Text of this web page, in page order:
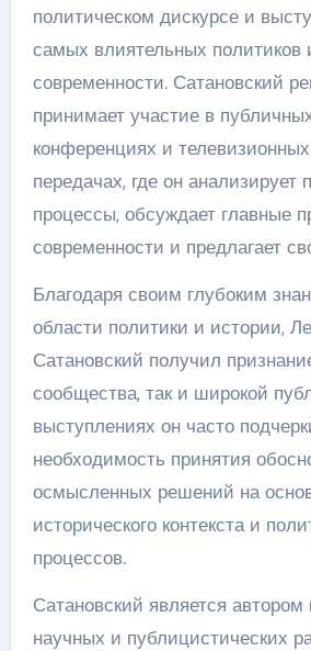
политическом дискурсе и
самых влиятельных политиков
современности. Сатановский
принимает участие в
конференциях и
передачах, где он анализирует
процессы, обсуждает главные
современности и предлагает
Благодаря своим глубоким
области политики и истории,
Сатановский получил
сообщества, так и широкой
выступлениях он часто
необходимость принятия
осмысленных решений на
исторического контекста и
процессов.
Сатановский является
научных и публицистических